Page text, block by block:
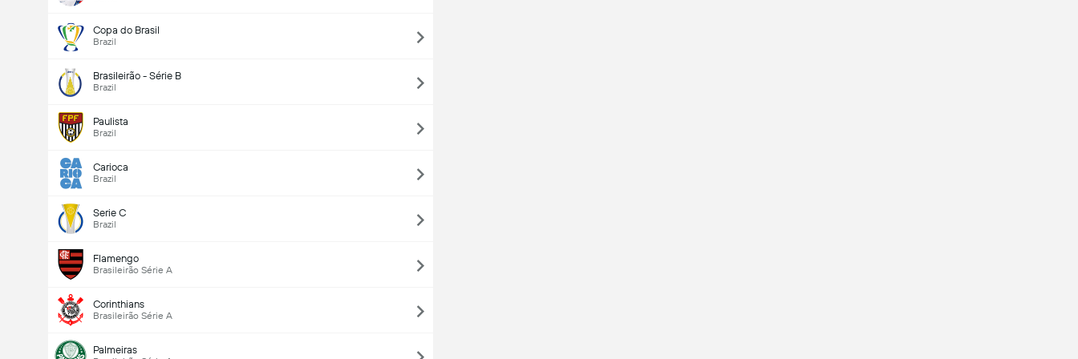
Copa do Brasil
Brazil
Brasileirão - Série B
Brazil
Paulista
Brazil
Carioca
Brazil
Serie C
Brazil
Flamengo
Brasileirão Série A
Corinthians
Brasileirão Série A
Palmeiras